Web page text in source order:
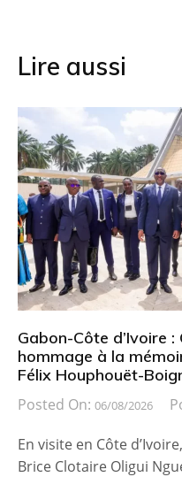
Lire aussi
Gabon-Côte d’Ivoire
hommage à la
Félix Houphouët-
Posted On: 06/08/2026
En visite en Côte
Brice Clotaire Oligui